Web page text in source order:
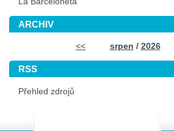
ARCHIV
<< srpen / 2026
RSS
Přehled zdrojů